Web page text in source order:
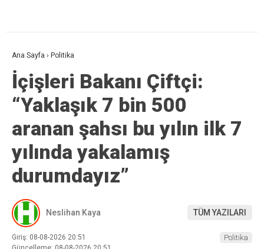
Ana Sayfa › Politika
İçişleri Bakanı Çiftçi:
“Yaklaşık 7 bin 500
aranan şahsı bu yılın ilk 7
yılında yakalamış
durumdayız”
Neslihan Kaya TÜM YAZILARI
Giriş: 08-08-2026 20:51
Politika